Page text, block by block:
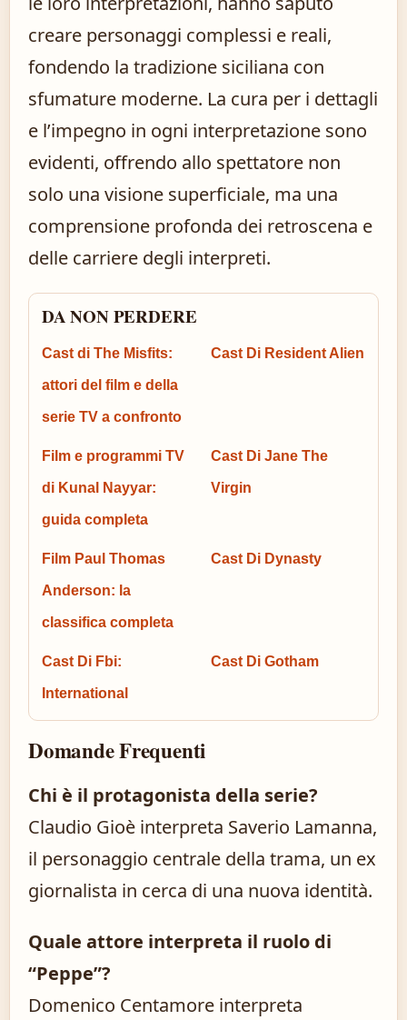
creare personaggi complessi e reali,
fondendo la tradizione siciliana con
sfumature moderne. La cura per i dettagli
e l’impegno in ogni interpretazione sono
evidenti, offrendo allo spettatore non
solo una visione superficiale, ma una
comprensione profonda dei retroscena e
delle carriere degli interpreti.
DA NON PERDERE
Cast di The Misfits:
attori del film e della
serie TV a confronto
Cast Di Resident Alien
Film e programmi TV
di Kunal Nayyar:
guida completa
Cast Di Jane The
Virgin
Film Paul Thomas
Anderson: la
classifica completa
Cast Di Dynasty
Cast Di Fbi:
International
Cast Di Gotham
Domande Frequenti
Chi è il protagonista della serie?
Claudio Gioè interpreta Saverio Lamanna,
il personaggio centrale della trama, un ex
giornalista in cerca di una nuova identità.
Quale attore interpreta il ruolo di
“Peppe”?
Domenico Centamore interpreta